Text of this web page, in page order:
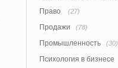
Право (27)
Продажи (78)
Промышленность (30)
Психология в бизнесе